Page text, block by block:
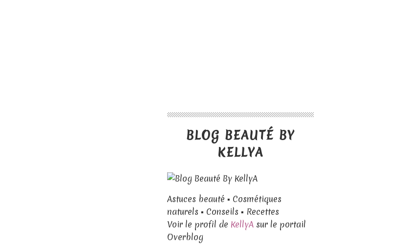
BLOG BEAUTÉ BY
KELLYA
Astuces beauté ▪ Cosmétiques
naturels ▪ Conseils ▪ Recettes
Voir le profil de KellyA sur le portail
Overblog